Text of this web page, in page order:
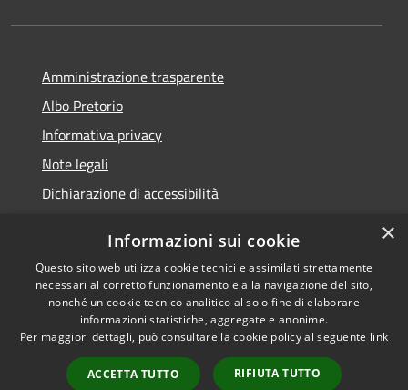
Amministrazione trasparente
Albo Pretorio
Informativa privacy
Note legali
Dichiarazione di accessibilità
RSS
Accessibilità
Privacy
Cookie
Mappa del sito
Comune convenzionato
Astigov
Progetto|Convenzione|
Adesioni
×
Informazioni sui cookie
Questo sito web utilizza cookie tecnici e assimilati strettamente
necessari al corretto funzionamento e alla navigazione del sito,
nonché un cookie tecnico analitico al solo fine di elaborare
informazioni statistiche, aggregate e anonime.
Per maggiori dettagli, può consultare la cookie policy al seguente link
ACCETTA TUTTO RIFIUTA TUTTO